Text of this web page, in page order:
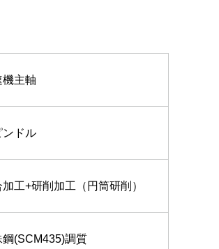
機主軸
ンドル
工+研削加工（円筒研削）
鋼(SCM435)調質